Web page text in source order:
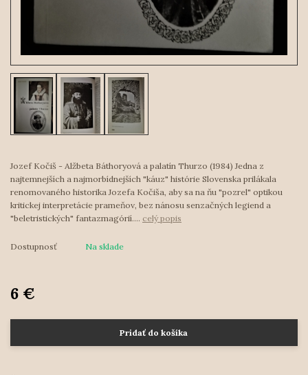
Jozef Kočiš - Alžbeta Báthoryová a palatín Thurzo (1984) Jedna z
najtemnejších a najmorbídnejších "káuz" histórie Slovenska prilákala
renomovaného historika Jozefa Kočiša, aby sa na ňu "pozrel" optikou
kritickej interpretácie prameňov, bez nánosu senzačných legiend a
"beletristických" fantazmagórií.... celý popis
Dostupnosť Na sklade
6 €
Pridať do košíka